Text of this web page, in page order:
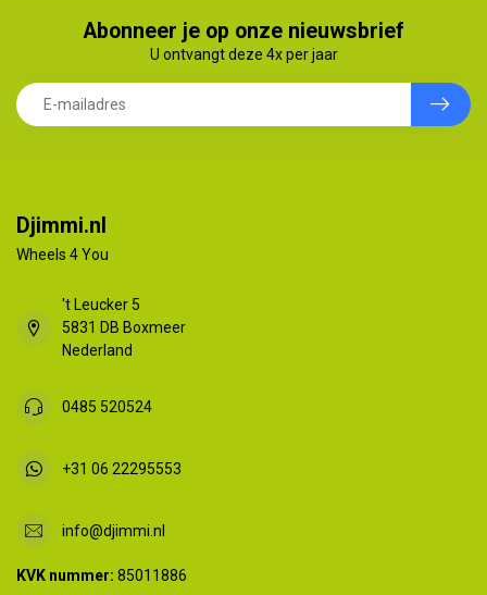
Abonneer je op onze nieuwsbrief
U ontvangt deze 4x per jaar
Djimmi.nl
Wheels 4 You
't Leucker 5
5831 DB Boxmeer
Nederland
0485 520524
+31 06 22295553
info@djimmi.nl
KVK nummer: 85011886